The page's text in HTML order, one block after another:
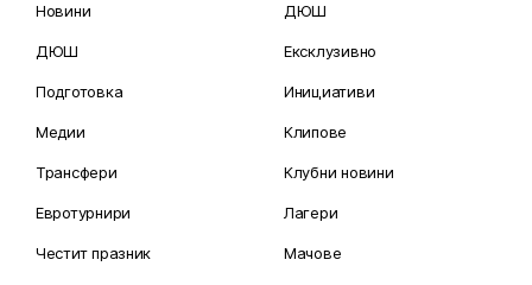
Новини
ДЮШ
Подготовка
Медии
Трансфери
Евротурнири
Честит празник
ДЮШ
Ексклузивно
Инициативи
Клипове
Клубни новини
Лагери
Мачове